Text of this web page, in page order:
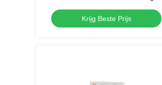
Krijg Beste Prijs